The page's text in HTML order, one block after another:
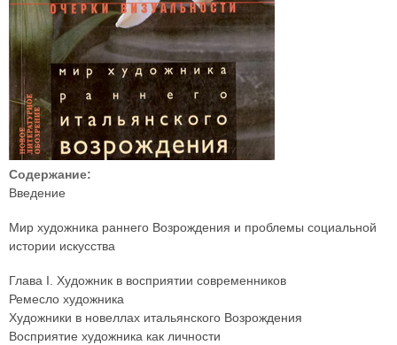
Содержание:
Введение
Мир художника раннего Возрождения и проблемы социальной
истории искусства
Глава I. Художник в восприятии современников
Ремесло художника
Художники в новеллах итальянского Возрождения
Восприятие художника как личности